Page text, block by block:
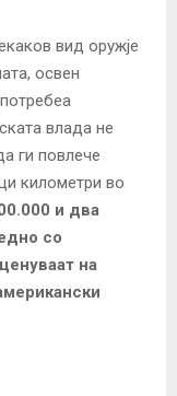
вид оружје
освен
влада не
ги повлече
километри во
и два
со
на